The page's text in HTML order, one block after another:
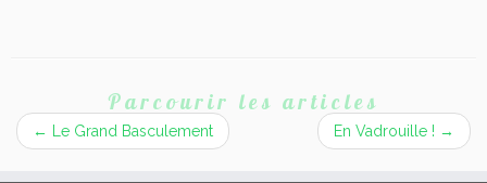
Parcourir les articles
← Le Grand Basculement En Vadrouille ! →